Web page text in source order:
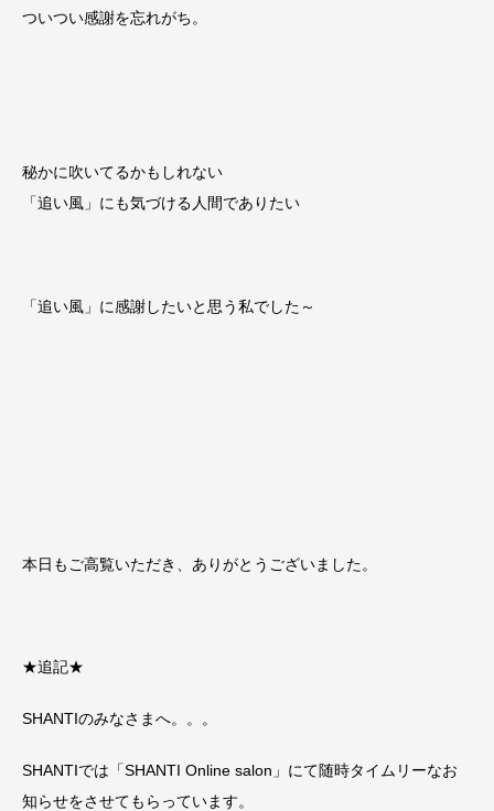
ついつい感謝を忘れがち。
秘かに吹いてるかもしれない
「追い風」にも気づける人間でありたい
「追い風」に感謝したいと思う私でした～
本日もご高覧いただき、ありがとうございました。
★追記★
SHANTIのみなさまへ。。。
SHANTIでは「SHANTI Online salon」にて随時タイムリーなお
知らせをさせてもらっています。